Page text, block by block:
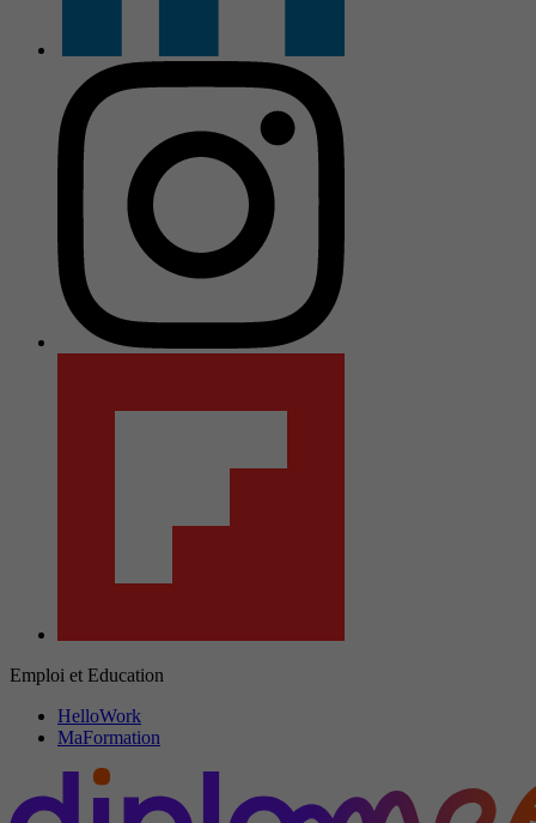
Emploi et Education
HelloWork
MaFormation